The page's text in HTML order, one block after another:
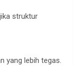
struktur
yang lebih tegas.